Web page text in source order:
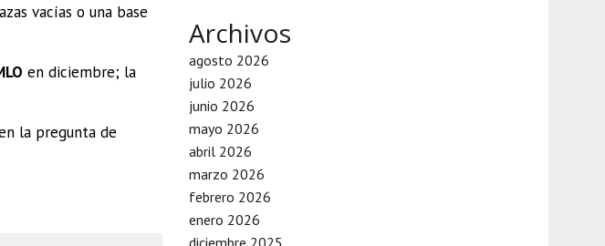
vacías o una base
en diciembre; la
la pregunta de
Archivos
agosto 2026
julio 2026
junio 2026
mayo 2026
abril 2026
marzo 2026
febrero 2026
enero 2026
diciembre 2025